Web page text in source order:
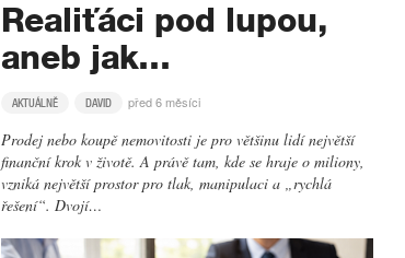
Realiťáci pod lupou,
aneb jak…
AKTUÁLNĚ DAVID před 6 měsíci
Prodej nebo koupě nemovitosti je pro většinu lidí největší
finanční krok v životě. A právě tam, kde se hraje o miliony,
vzniká největší prostor pro tlak, manipulaci a „rychlá
řešení“. Dvojí…